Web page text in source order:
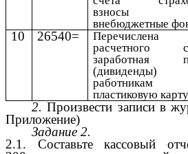
взносы
внебюджетные
10 26540=
расчетного
заработная
(дивиденды)
пластиковую карту
2.Произвести записи в
Приложение)
Задание 2.
2.1. Составьте кассовый